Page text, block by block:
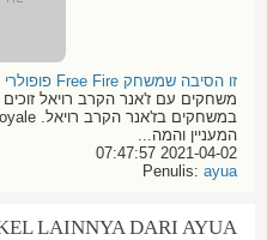
זו הסיבה שמשחק Free Fire פופולרי יותר
משחקים עם ז'אנר הקרב רויאל
המעניין והמה...
2021-04-02 07:47:57
Penulis: ayua
LAINNYA DARI AYUA